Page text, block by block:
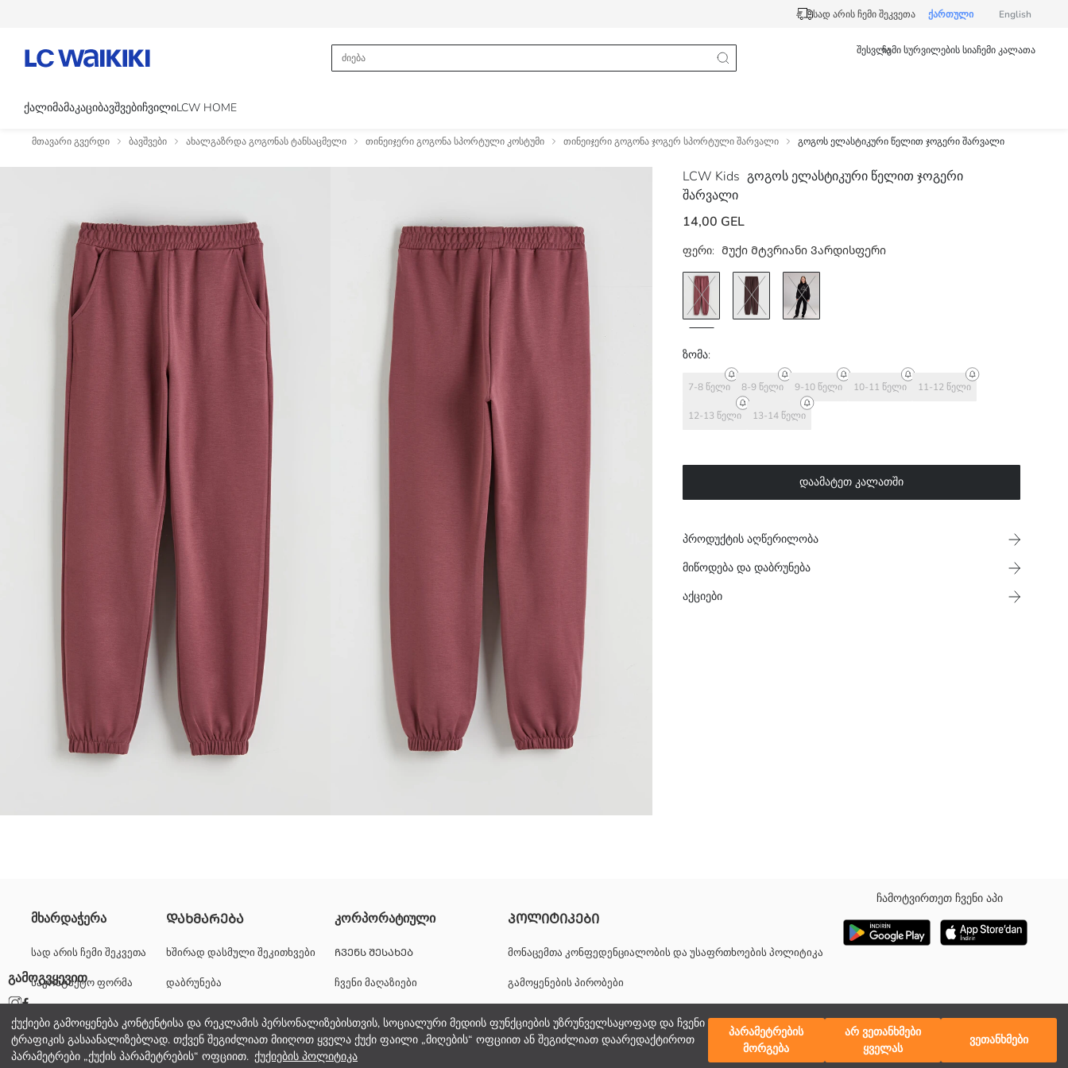
ქუქიები გამოიყენება კონტენტისა და რეკლამის პერსონალიზებისთვის, სოციალური მედიის ფუნქციების უზრუნველსაყოფად და ჩვენი
ტრაფიკის გასაანალიზებლად. თქვენ შეგიძლიათ მიიღოთ ყველა ქუქი ფაილი „მიღების“ ოფციით ან შეგიძლიათ დაარედაქტიროთ
პარამეტრები „ქუქის პარამეტრების“ ოფციით. ქუქიების პოლიტიკა
პარამეტრების
მორგება
არ ვეთანხმები
ყველას
ვეთანხმები
სად არის ჩემი შეკვეთა ქართული English
შესვლაჩემი სურვილების სიაჩემი კალათა
ᲥᲐᲚᲘᲛᲐᲛᲐᲙᲐᲪᲘᲑᲐᲕᲨᲕᲔᲑᲘᲩᲕᲘᲚᲘLCW HOME
მთავარი გვერდი ბავშვები ახალგაზრდა გოგონას ტანსაცმელი თინეიჯერი გოგონა სპორტული კოსტუმი თინეიჯერი გოგონა ჯოგერ სპორტული შარვალი გოგოს ელასტიკური წელით ჯოგერი შარვალი
LCW Kids გოგოს ელასტიკური წელით ჯოგერი
შარვალი
14,00 GEL
ფერი: Მუქი Მტვრიანი Ვარდისფერი
ზომა:
7-8 წელი 8-9 წელი 9-10 წელი 10-11 წელი 11-12 წელი
12-13 წელი 13-14 წელი
დაამატეთ კალათში
პროდუქტის აღწერილობა
მიწოდება და დაბრუნება
აქციები
გოგონების სპორტული შარვალი დამზადებულია საშუალო სისქის ურთიერთბლოკირების ქსოვილისგან. აქვს ელასტიური წელი და დაკეცილი ფეხები, ასევე გვერდითი ჯიბეები.
წარმოშობის ქვეყანა:
გამყიდველი:
ბრენდი:
სქესი:
სტილი:
ქსოვილი:
წელის სილუეტი:
სისქე:
მხარდაჭერა
სად არის ჩემი შეკვეთა
საკონტაქტო ფორმა
ᲓᲐᲮᲛᲐᲠᲔᲑᲐ
ხშირად დასმული შეკითხვები
დაბრუნება
კორპორატიული
ᲩᲕᲔᲜᲡ ᲨᲔᲡᲐᲮᲔᲑ
ჩვენი მაღაზიები
კორპორატიული მხარდაჭერა
ᲞᲝᲚᲘᲢᲘᲙᲔᲑᲘ
მონაცემთა კონფედენციალობის და უსაფრთხოების პოლიტიკა
გამოყენების პირობები
ჩამოტვირთეთ ჩვენი აპი
გამოგვყევით